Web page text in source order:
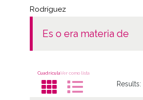
Rodríguez
es o era materia de
CuadrículaVer como lista
Results: